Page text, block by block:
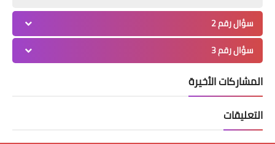
سؤال رقم 2
سؤال رقم 3
المشاركات الأخيرة
التعليقات